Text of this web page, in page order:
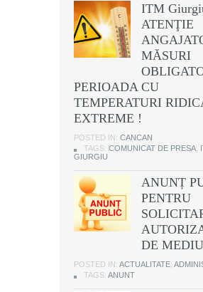
ITM
ATENŢIE
MĂSURI
PERIOADA CU
TEMPERATURI
EXTREME !
POSTED IN: CANCAN
TAGS: COMUNICAT DE PRESA
GIURGIU
ANUNȚ
PENTRU
DE MEDIU
POSTED IN: ACTUALITATE
TAGS: ANUNT